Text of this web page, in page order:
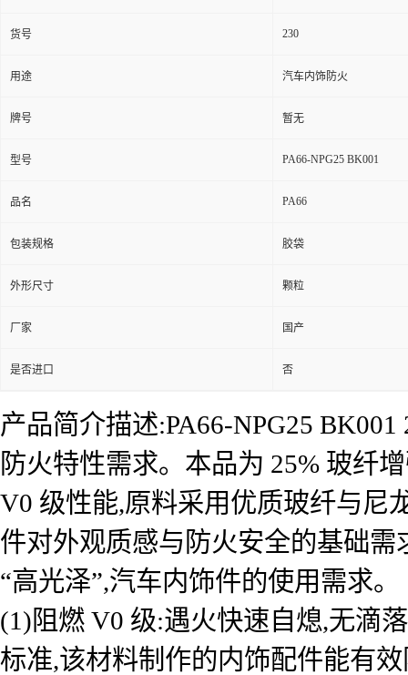
货号 230
用途 汽车内饰防火
牌号 暂无
型号 PA66-NPG25 BK001
品名 PA66
包装规格 胶袋
外形尺寸 颗粒
厂家 国产
是否进口 否
产品简介描述:PA66-NPG25
防火特性需求。本品为 25% 玻纤
V0 级性能,原料采用优质玻纤与尼
件对外观质感与防火安全的基础
“高光泽”,汽车内饰件的使用需求。
(1)阻燃 V0 级:遇火快速自熄,无滴
标准,该材料制作的内饰配件能有